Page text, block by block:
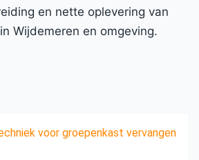
en nette oplevering van
Wijdemeren en omgeving.
voor groepenkast vervangen